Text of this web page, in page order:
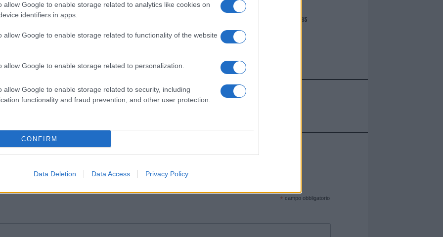
allow Google to enable storage related to analytics like cookies on
identifiers in apps.
allow Google to enable storage related to functionality of the website
allow Google to enable storage related to personalization.
allow Google to enable storage related to security, including
functionality and fraud prevention, and other user protection.
CONFIRM
Data Deletion Data Access Privacy Policy
Giovannimaria Cabras
Invia un Comunicato Stampa|Pubblicità|Segnala
e ricevi le nostre email periodiche contenenti le ultime notizie pubblicate sul sito web!
* campo obbligatorio